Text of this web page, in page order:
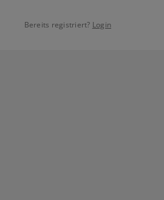
Bereits registriert? Login